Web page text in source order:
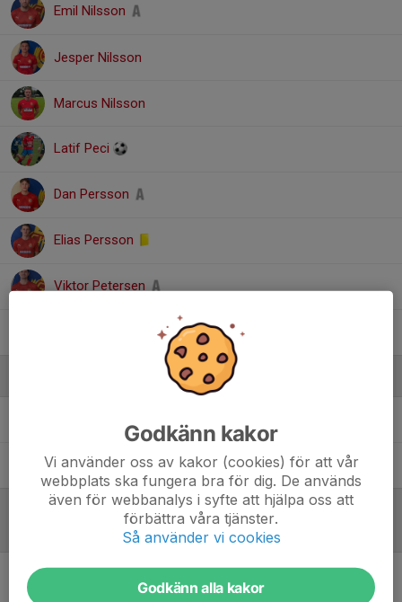
Emil Nilsson
Jesper Nilsson
Marcus Nilsson
Latif Peci
Dan Persson
Elias Persson
Viktor Petersen
Hampus Wennerberg
Oskar RanuddAssisterande tränare
Inget referat skrivet
Godkänn kakor
Vi använder oss av kakor (cookies) för att vår
webbplats ska fungera bra för dig. De används
även för webbanalys i syfte att hjälpa oss att
förbättra våra tjänster.
Så använder vi cookies
Godkänn alla kakor